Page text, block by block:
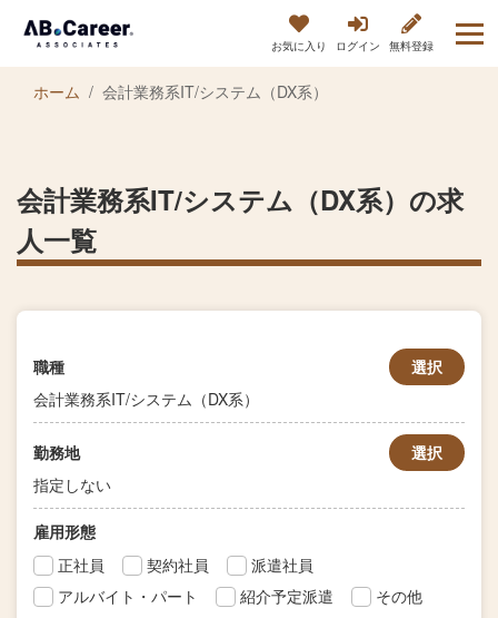
お気に入り ログイン 無料登録
ホーム 会計業務系IT/システム（DX系）
会計業務系IT/システム（DX系）の求
人一覧
職種
会計業務系IT/システム（DX系）
選択
勤務地
指定しない
選択
雇用形態
正社員
契約社員
派遣社員
アルバイト・パート
紹介予定派遣 その他